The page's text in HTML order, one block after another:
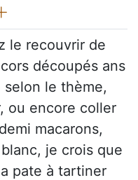
le recouvrir de
découpés ans
le thème,
ou encore coller
macarons,
je crois que
pate à tartiner